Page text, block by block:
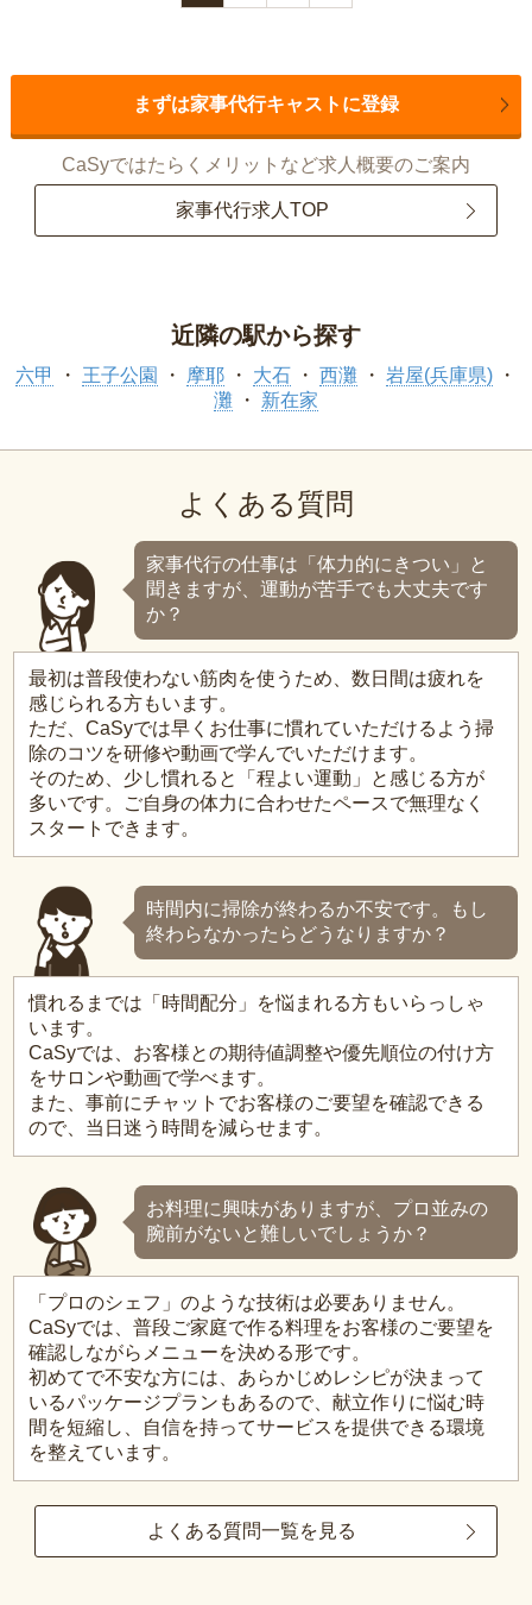
まずは家事代行キャストに登録
CaSyではたらくメリットなど求人概要のご案内
家事代行求人TOP
近隣の駅から探す
六甲 王子公園 摩耶 大石 西灘
岩屋(兵庫県)
灘
新在家
よくある質問
家事代行の仕事は「体力的にきつい」と
聞きますが、運動が苦手でも大丈夫です
か？
最初は普段使わない筋肉を使うため、数日間は疲れを
感じられる方もいます。
ただ、CaSyでは早くお仕事に慣れていただけるよう掃
除のコツを研修や動画で学んでいただけます。
そのため、少し慣れると「程よい運動」と感じる方が
多いです。ご自身の体力に合わせたペースで無理なく
スタートできます。
時間内に掃除が終わるか不安です。もし
終わらなかったらどうなりますか？
慣れるまでは「時間配分」を悩まれる方もいらっしゃ
います。
CaSyでは、お客様との期待値調整や優先順位の付け方
をサロンや動画で学べます。
また、事前にチャットでお客様のご要望を確認できる
ので、当日迷う時間を減らせます。
お料理に興味がありますが、プロ並みの
腕前がないと難しいでしょうか？
「プロのシェフ」のような技術は必要ありません。
CaSyでは、普段ご家庭で作る料理をお客様のご要望を
確認しながらメニューを決める形です。
初めてで不安な方には、あらかじめレシピが決まって
いるパッケージプランもあるので、献立作りに悩む時
間を短縮し、自信を持ってサービスを提供できる環境
を整えています。
よくある質問一覧を見る